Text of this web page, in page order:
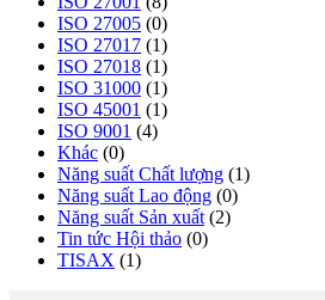
ISO 27005 (0)
ISO 27017 (1)
ISO 27018 (1)
ISO 31000 (1)
ISO 45001 (1)
ISO 9001 (4)
Khác (0)
Năng suất Chất lượng (1)
Năng suất Lao động (0)
Năng suất Sản xuất (2)
Tin tức Hội thảo (0)
TISAX (1)